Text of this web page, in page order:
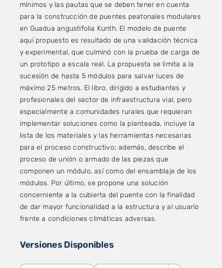
mínimos y las pautas que se deben tener en cuenta
para la construcción de puentes peatonales modulares
en Guadua angustifolia Kunth. El modelo de puente
aquí propuesto es resultado de una validación técnica
y experimental, que culminó con la prueba de carga de
un prototipo a escala real. La propuesta se limita a la
sucesión de hasta 5 módulos para salvar luces de
máximo 25 metros. El libro, dirigido a estudiantes y
profesionales del sector de infraestructura vial, pero
especialmente a comunidades rurales que requieran
implementar soluciones como la planteada, incluye la
lista de los materiales y las herramientas necesarias
para el proceso constructivo; además, describe el
proceso de unión o armado de las piezas que
componen un módulo, así como del ensamblaje de los
módulos. Por último, se propone una solución
concerniente a la cubierta del puente con la finalidad
de dar mayor funcionalidad a la estructura y al usuario
frente a condiciones climáticas adversas.
Versiones Disponibles